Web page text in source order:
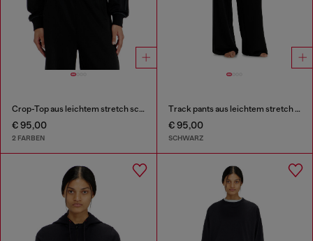
Crop-Top aus leichtem stretch scuba
€ 95,00
2 FARBEN
Track pants aus leichtem stretch scuba
€ 95,00
SCHWARZ